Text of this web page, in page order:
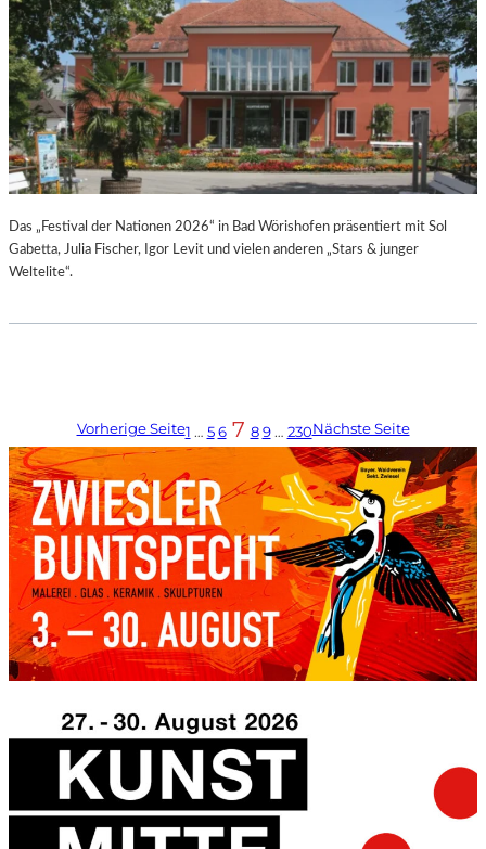
Das „Festival der Nationen 2026“ in Bad Wörishofen präsentiert mit Sol
Gabetta, Julia Fischer, Igor Levit und vielen anderen „Stars & junger
Weltelite“.
Vorherige Seite1 … 5 6 7 8 9 … 230Nächste Seite